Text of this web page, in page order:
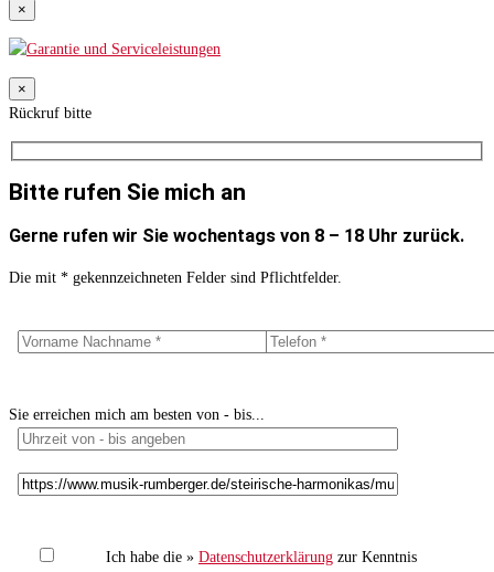
×
×
Rückruf bitte
Bitte rufen Sie mich an
Gerne rufen wir Sie wochentags von 8 – 18 Uhr zurück.
Die mit * gekennzeichneten Felder sind Pflichtfelder.
Sie erreichen mich am besten von - bis...
Ich habe die » Datenschutzerklärung zur Kenntnis